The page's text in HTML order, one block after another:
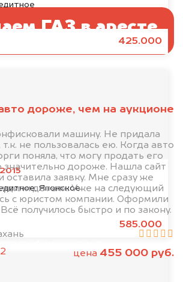
425.000
Японское
585.000
дороже, чем на аукционе
машину. Не придала
не пользовалась ею. Когда авто
поняла, что могу продать его
значительно дороже. Нашла сайт
оставила заявку. Мне сразу же
детали. Уже на следующий
с юристом компании. Оформили
получилось быстро и по закону.
цена 455 000 руб.
ГАЗ в аресте
оценщик назовёт сумму.
машину:
WhatsApp*,в мессенджер